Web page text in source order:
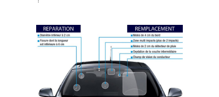
should
left
blank